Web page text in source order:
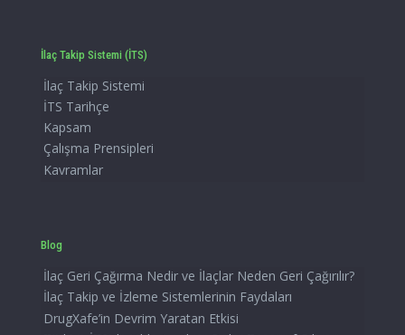
İlaç Takip Sistemi (İTS)
İlaç Takip Sistemi
İTS Tarihçe
Kapsam
Çalışma Prensipleri
Kavramlar
Blog
İlaç Geri Çağırma Nedir ve İlaçlar Neden Geri Çağırılır?
İlaç Takip ve İzleme Sistemlerinin Faydaları
DrugXafe’in Devrim Yaratan Etkisi